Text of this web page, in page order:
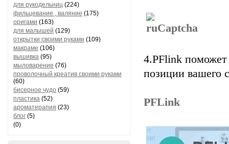
для рукодельниц (224)
фильцевание , валяние (175)
оригами (163)
для малышей (129)
открытки своими руками (109)
макраме (106)
вышивка (95)
мыловарение (76)
проволочный креатив своими руками
(60)
бисерное чудо (59)
пластика (52)
ароматерапия (23)
блог (5)
(0)
4.PFlink
позиции вашего
PFLink